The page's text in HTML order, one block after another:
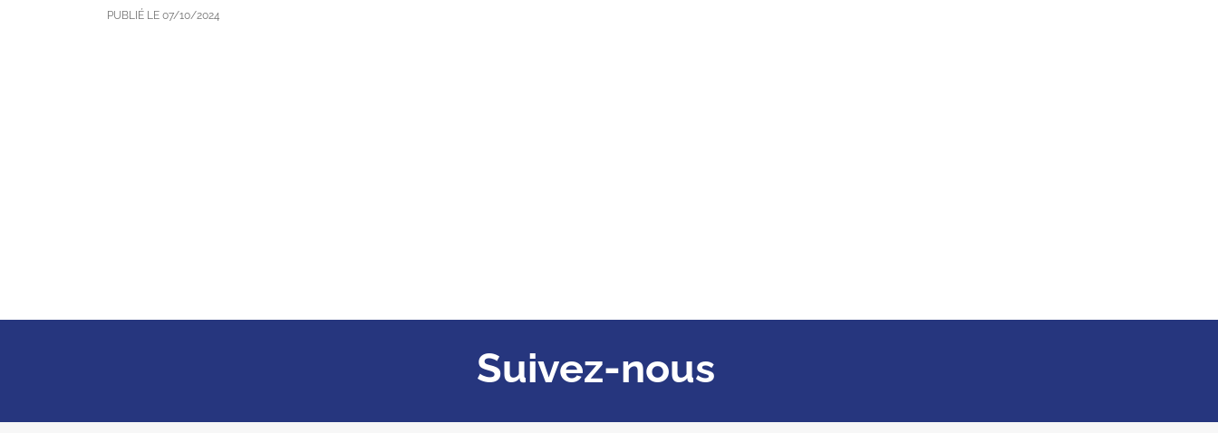
PUBLIÉ LE 07/10/2024
Suivez-nous